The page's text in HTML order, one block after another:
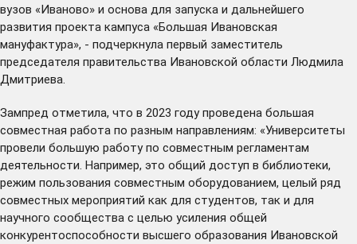
вузов «Иваново» и основа для запуска и дальнейшего
развития проекта кампуса «Большая Ивановская
мануфактура», - подчеркнула первый заместитель
председателя правительства Ивановской области Людмила
Дмитриева.
Зампред отметила, что в 2023 году проведена большая
совместная работа по разным направлениям: «Университеты
провели большую работу по совместным регламентам
деятельности. Например, это общий доступ в библиотеки,
режим пользования совместным оборудованием, целый ряд
совместных мероприятий как для студентов, так и для
научного сообщества с целью усиления общей
конкурентоспособности высшего образования Ивановской